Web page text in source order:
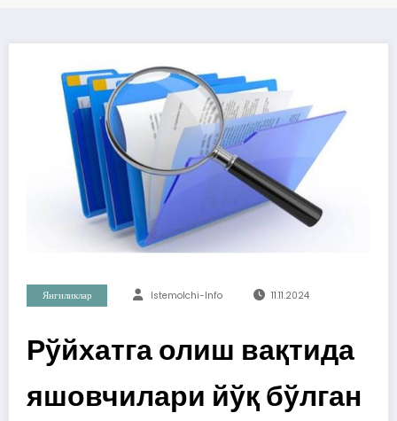
Янгиликлар Istemolchi-Info 11.11.2024
Рўйхатга олиш вақтида
яшовчилари йўқ бўлган